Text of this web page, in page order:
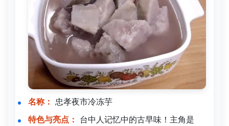
名称： 忠孝夜市冷冻芋
特色与亮点： 台中人记忆中的古早味！主角是